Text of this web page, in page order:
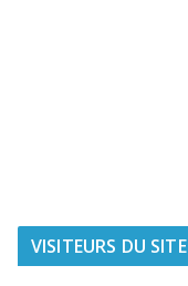
VISITEURS DU SITE